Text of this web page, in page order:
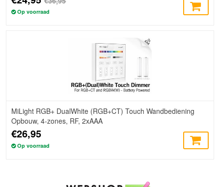
Op voorraad
MiLight RGB+ DualWhite (RGB+CT) Touch Wandbediening
Opbouw, 4-zones, RF, 2xAAA
€26,95
Op voorraad